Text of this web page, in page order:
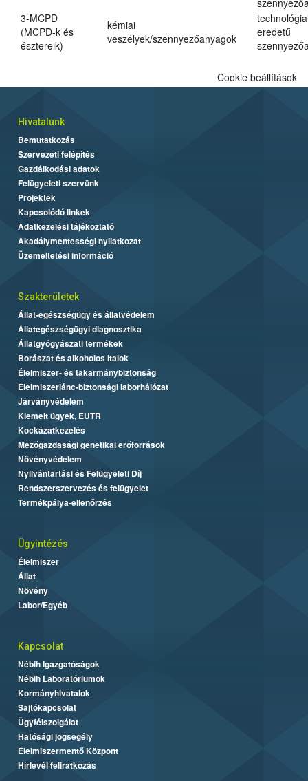
3-MCPD
(MCPD-k és
észtereik)
kémiai
veszélyek/szennyezőanyagok
eredetű
Cookie beállítások
Hivatalunk
Bemutatkozás
Szervezeti felépítés
Gazdálkodási adatok
Felügyeleti szervünk
Projektek
Kapcsolódó linkek
Adatkezelési tájékoztató
Akadálymentességi nyilatkozat
Üzemeltetési információ
Szakterületek
Állat-egészségügy és állatvédelem
Állategészségügyi diagnosztika
Állatgyógyászati termékek
Borászat és alkoholos italok
Élelmiszer- és takarmánybiztonság
Élelmiszerlánc-biztonsági laborhálózat
Járványvédelem
Kiemelt ügyek, EUTR
Kockázatkezelés
Mezőgazdasági genetikai erőforrások
Növényvédelem
Nyilvántartási és Felügyeleti Díj
Rendszerszervezés és felügyelet
Termékpálya-ellenőrzés
Ügyintézés
Élelmiszer
Állat
Növény
Labor/Egyéb
Kapcsolat
Nébih Igazgatóságok
Nébih Laboratóriumok
Kormányhivatalok
Sajtókapcsolat
Ügyfélszolgálat
Hatósági jogsegély
Élelmiszermentő Központ
Hírlevél feliratkozás